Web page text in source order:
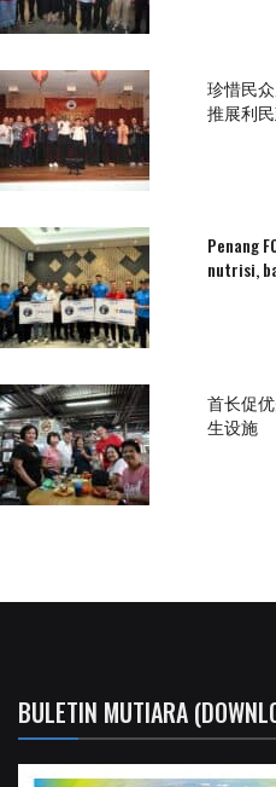
珍惜民
推展利
Penang
nutrisi,
首长促
生设施
BULETIN MUTIARA